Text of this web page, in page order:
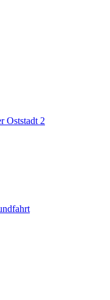
Oststadt 2